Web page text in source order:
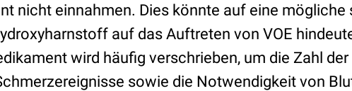
nicht einnahmen. Dies könnte auf eine mögliche
auf das Auftreten von VOE
wird häufig verschrieben, um die Zahl der
sowie die Notwendigkeit von